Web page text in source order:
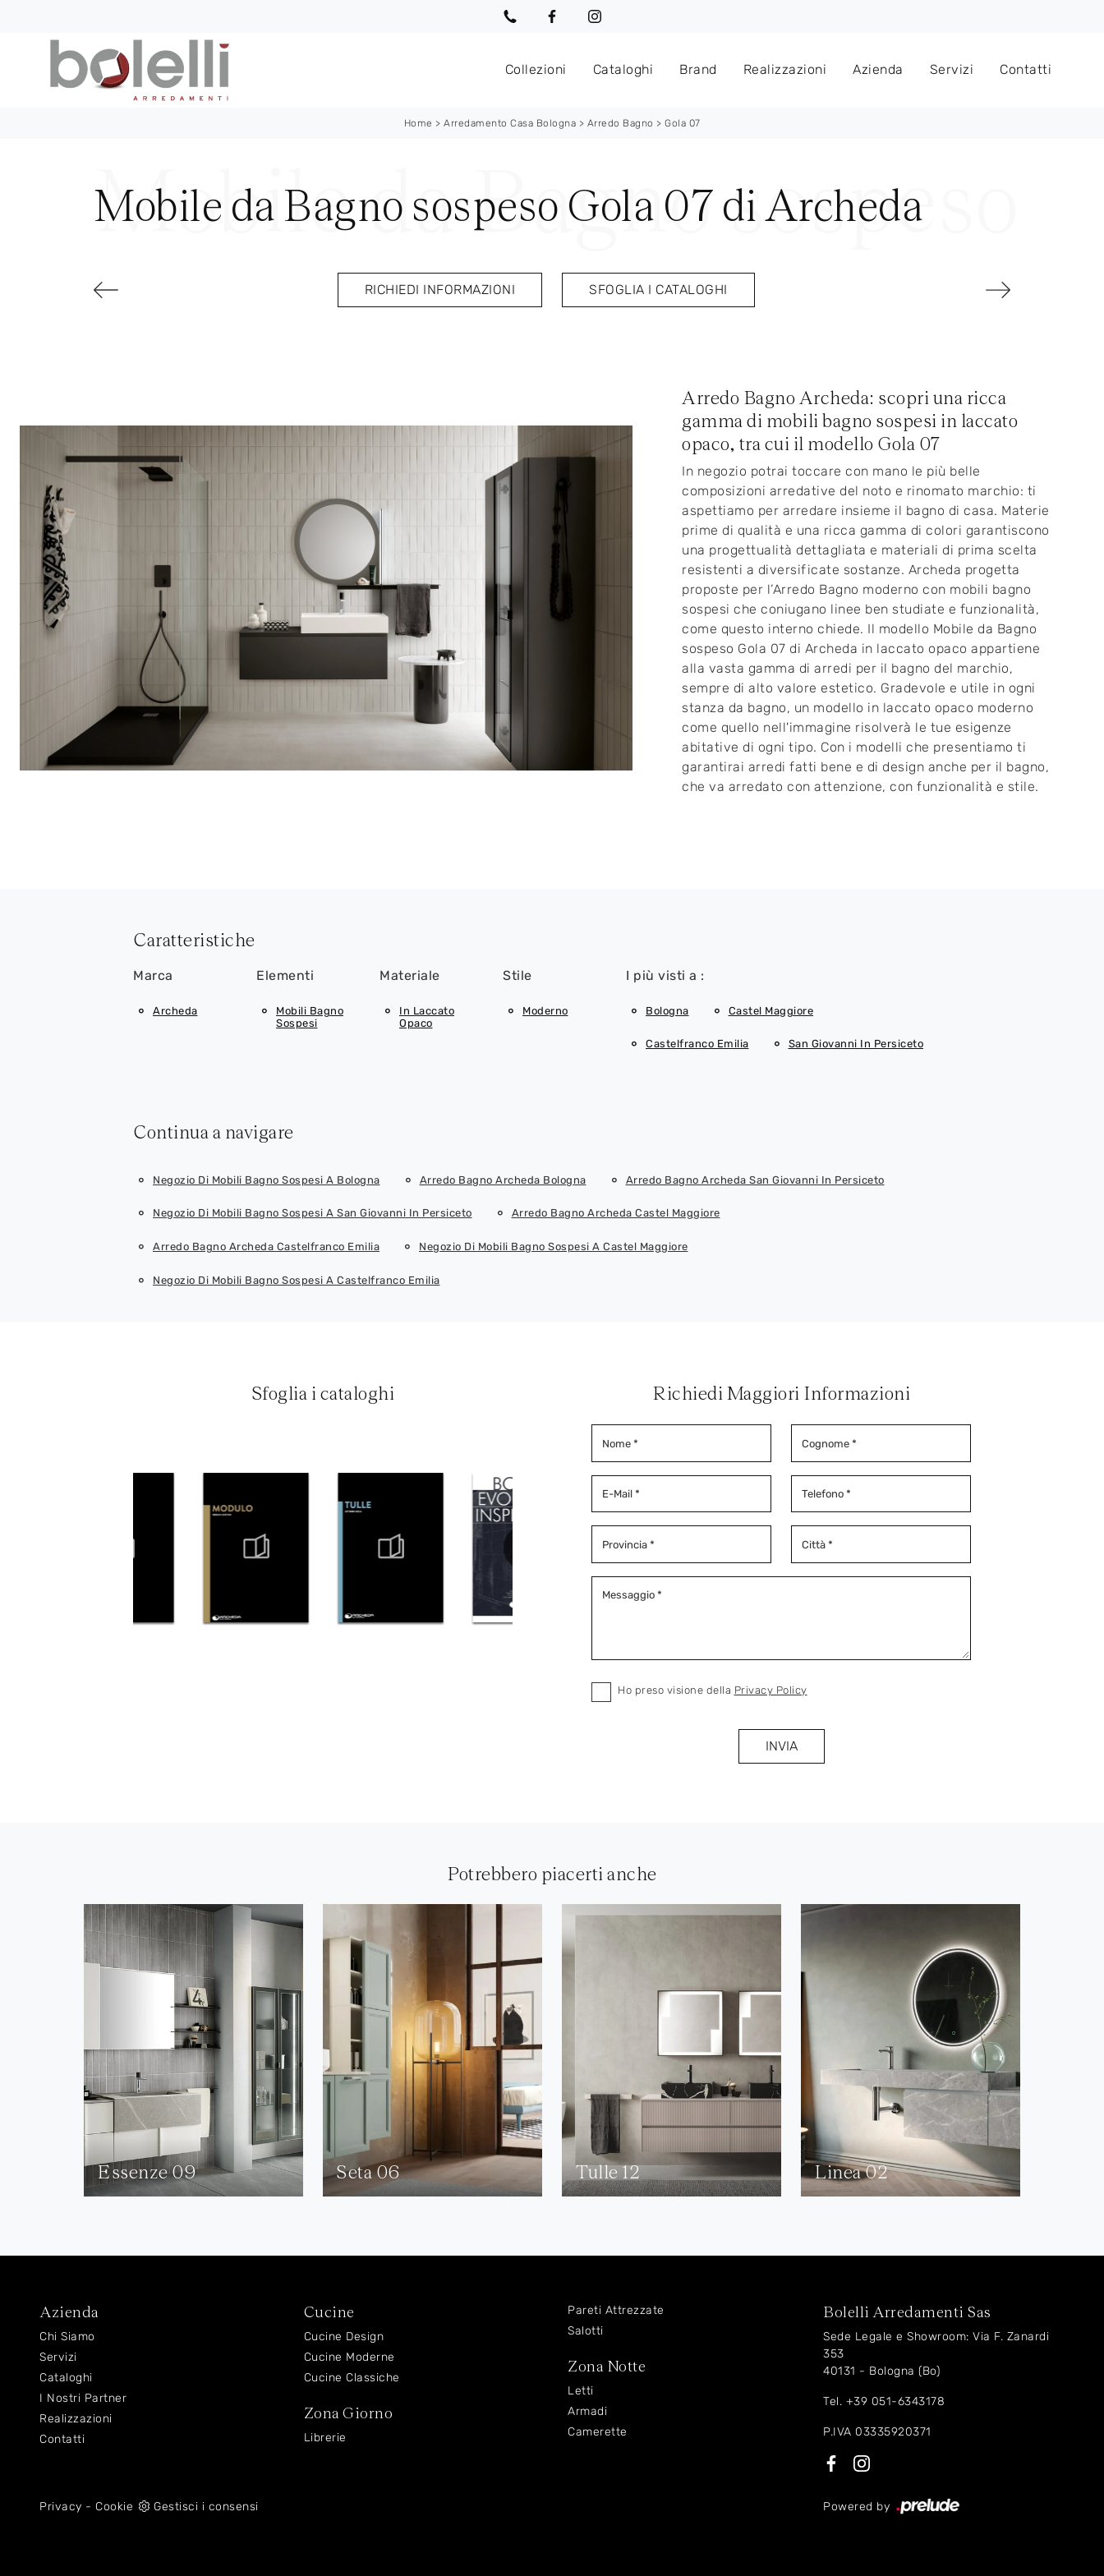
Collezioni Cataloghi Brand Realizzazioni Azienda Servizi Contatti
Home > Arredamento Casa Bologna > Arredo Bagno > Gola 07
Mobile da Bagno sospeso Gola 07 di Archeda
RICHIEDI INFORMAZIONI SFOGLIA I CATALOGHI
Arredo Bagno Archeda: scopri una ricca
gamma di mobili bagno sospesi in laccato
opaco, tra cui il modello Gola 07
In negozio potrai toccare con mano le più belle
composizioni arredative del noto e rinomato marchio: ti
aspettiamo per arredare insieme il bagno di casa. Materie
prime di qualità e una ricca gamma di colori garantiscono
una progettualità dettagliata e materiali di prima scelta
resistenti a diversificate sostanze. Archeda progetta
proposte per l’Arredo Bagno moderno con mobili bagno
sospesi che coniugano linee ben studiate e funzionalità,
come questo interno chiede. Il modello Mobile da Bagno
sospeso Gola 07 di Archeda in laccato opaco appartiene
alla vasta gamma di arredi per il bagno del marchio,
sempre di alto valore estetico. Gradevole e utile in ogni
stanza da bagno, un modello in laccato opaco moderno
come quello nell'immagine risolverà le tue esigenze
abitative di ogni tipo. Con i modelli che presentiamo ti
garantirai arredi fatti bene e di design anche per il bagno,
che va arredato con attenzione, con funzionalità e stile.
Caratteristiche
Marca
Archeda
Elementi
Mobili Bagno
Sospesi
Materiale
In Laccato
Opaco
Stile
Moderno
I più visti a :
Bologna Castel Maggiore
Castelfranco Emilia San Giovanni In Persiceto
Continua a navigare
Negozio Di Mobili Bagno Sospesi A Bologna Arredo Bagno Archeda Bologna Arredo Bagno Archeda San Giovanni In Persiceto
Negozio Di Mobili Bagno Sospesi A San Giovanni In Persiceto Arredo Bagno Archeda Castel Maggiore
Arredo Bagno Archeda Castelfranco Emilia Negozio Di Mobili Bagno Sospesi A Castel Maggiore
Negozio Di Mobili Bagno Sospesi A Castelfranco Emilia
Sfoglia i cataloghi Richiedi Maggiori Informazioni
Ho preso visione della Privacy Policy
INVIA
Potrebbero piacerti anche
Essenze 09 Seta 06 Tulle 12 Linea 02
Azienda
Chi Siamo
Servizi
Cataloghi
I Nostri Partner
Realizzazioni
Contatti
Cucine
Cucine Design
Cucine Moderne
Cucine Classiche
Zona Giorno
Librerie
Pareti Attrezzate
Salotti
Zona Notte
Letti
Armadi
Camerette
Bolelli Arredamenti Sas
Sede Legale e Showroom: Via F. Zanardi
353
40131 - Bologna (Bo)
Tel. +39 051-6343178
P.IVA 03335920371
Privacy - Cookie Gestisci i consensi Powered by